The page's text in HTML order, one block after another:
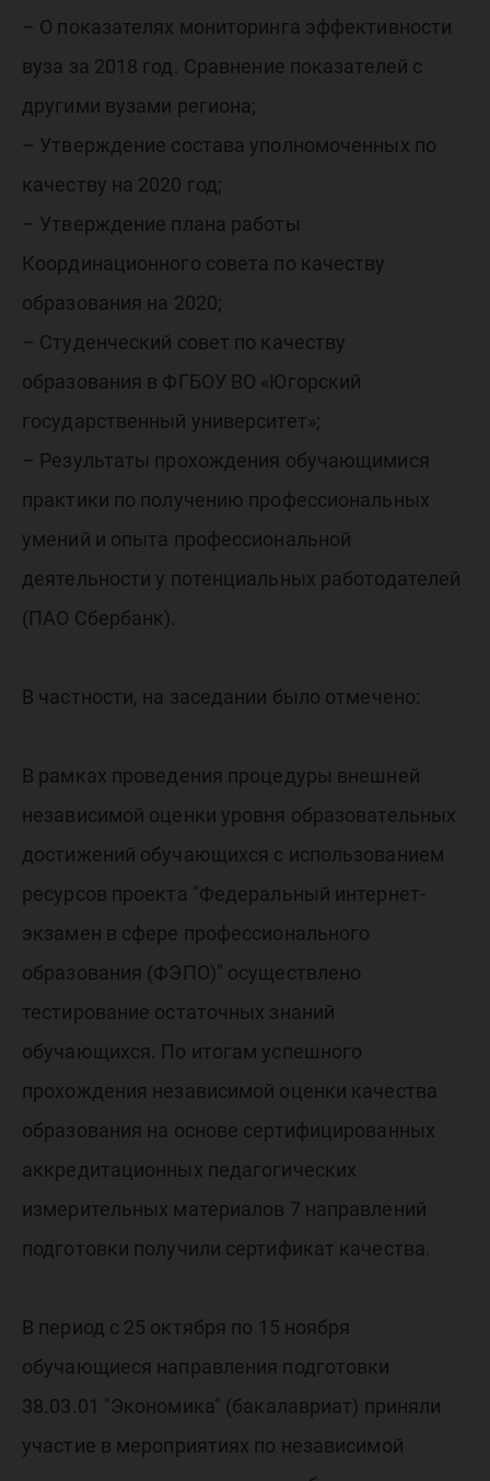
– О показателях мониторинга эффективности
вуза за 2018 год. Сравнение показателей с
другими вузами региона;
– Утверждение состава уполномоченных по
качеству на 2020 год;
– Утверждение плана работы
Координационного совета по качеству
образования на 2020;
– Студенческий совет по качеству
образования в ФГБОУ ВО «Югорский
государственный университет»;
– Результаты прохождения обучающимися
практики по получению профессиональных
умений и опыта профессиональной
деятельности у потенциальных работодателей
(ПАО Сбербанк).
В частности, на заседании было отмечено:
В рамках проведения процедуры внешней
независимой оценки уровня образовательных
достижений обучающихся с использованием
ресурсов проекта "Федеральный интернет-
экзамен в сфере профессионального
образования (ФЭПО)" осуществлено
тестирование остаточных знаний
обучающихся. По итогам успешного
прохождения независимой оценки качества
образования на основе сертифицированных
аккредитационных педагогических
измерительных материалов 7 направлений
подготовки получили сертификат качества.
В период с 25 октября по 15 ноября
обучающиеся направления подготовки
38.03.01 "Экономика" (бакалавриат) приняли
участие в мероприятиях по независимой